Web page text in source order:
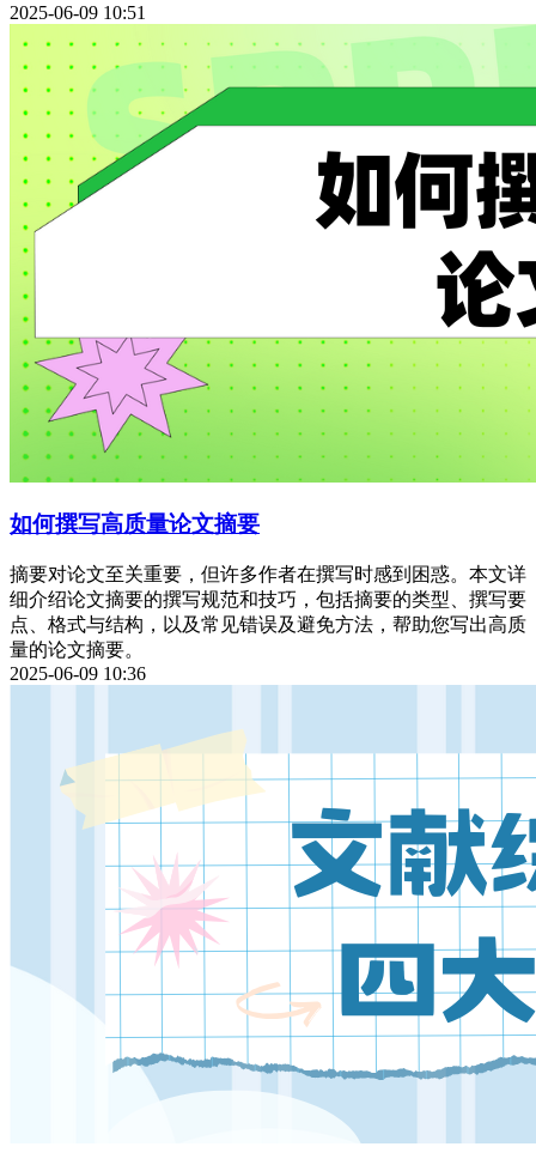
2025-06-09 10:51
如何撰写高质量论文摘要
摘要对论文至关重要，但许多作者在撰写时感到困惑。本文详
细介绍论文摘要的撰写规范和技巧，包括摘要的类型、撰写要
点、格式与结构，以及常见错误及避免方法，帮助您写出高质
量的论文摘要。
2025-06-09 10:36